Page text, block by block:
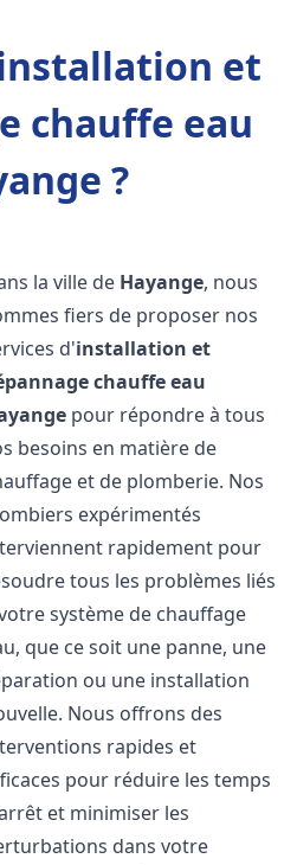
et
chauffe eau
?
la ville de Hayange, nous
fiers de proposer nos
d'installation et
chauffe eau
pour répondre à tous
besoins en matière de
et de plomberie. Nos
expérimentés
rapidement pour
tous les problèmes liés
système de chauffage
que ce soit une panne, une
ou une installation
Nous offrons des
rapides et
pour réduire les temps
et minimiser les
dans votre